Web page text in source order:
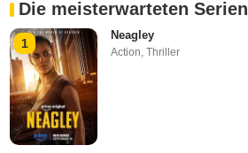
Die meisterwarteten Serien
1
Neagley
Action, Thriller